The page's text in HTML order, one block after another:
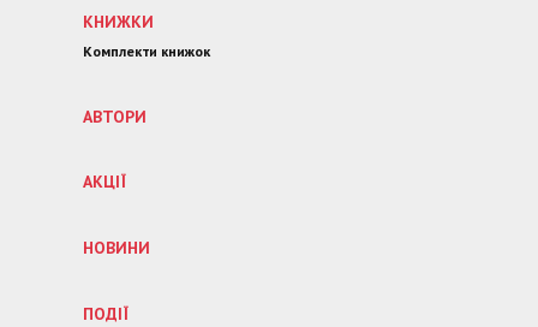
КНИЖКИ
Комплекти книжок
АВТОРИ
АКЦІЇ
НОВИНИ
ПОДІЇ